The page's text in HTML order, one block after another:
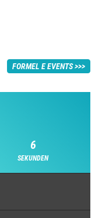
FORMEL E EVENTS
5
SEKUNDEN